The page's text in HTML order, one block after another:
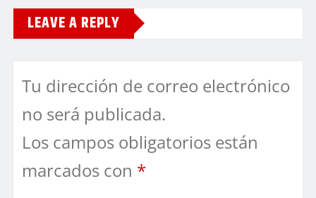
LEAVE A REPLY
Tu dirección de correo electrónico
no será publicada.
Los campos obligatorios están
marcados con *